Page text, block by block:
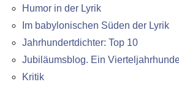
Humor in der Lyrik
Im babylonischen Süden der Lyrik
Jahrhundertdichter: Top 10
Jubiläumsblog. Ein
Kritik